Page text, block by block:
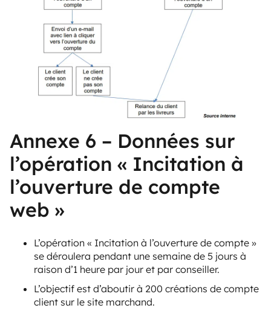
Annexe 6 – Données sur
l’opération « Incitation à
l’ouverture de compte
web »
L’opération « Incitation à l’ouverture de compte »
se déroulera pendant une semaine de 5 jours à
raison d’1 heure par jour et par conseiller.
L’objectif est d’aboutir à 200 créations de compte
client sur le site marchand.